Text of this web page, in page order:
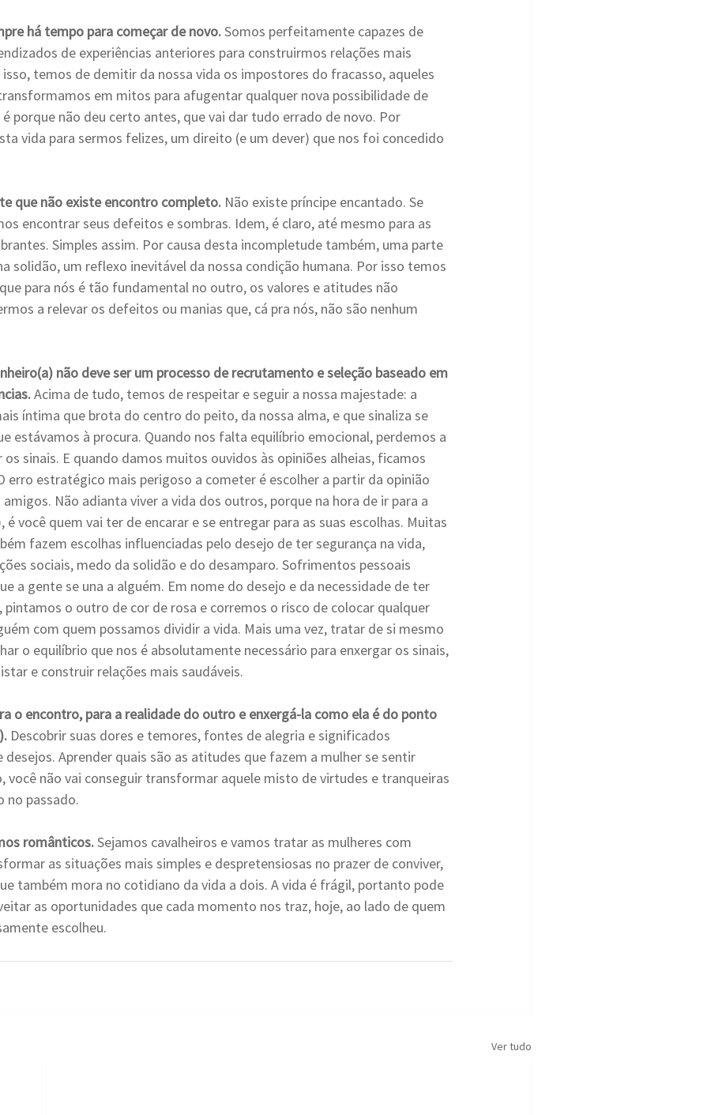
há tempo para começar de novo. Somos perfeitamente capazes de
de experiências anteriores para construirmos relações mais
isso, temos de demitir da nossa vida os impostores do fracasso, aqueles
em mitos para afugentar qualquer nova possibilidade de
porque não deu certo antes, que vai dar tudo errado de novo. Por
vida para sermos felizes, um direito (e um dever) que nos foi concedido
que não existe encontro completo. Não existe príncipe encantado. Se
encontrar seus defeitos e sombras. Idem, é claro, até mesmo para as
Simples assim. Por causa desta incompletude também, uma parte
solidão, um reflexo inevitável da nossa condição humana. Por isso temos
para nós é tão fundamental no outro, os valores e atitudes não
a relevar os defeitos ou manias que, cá pra nós, não são nenhum
não deve ser um processo de recrutamento e seleção baseado em
Acima de tudo, temos de respeitar e seguir a nossa majestade: a
íntima que brota do centro do peito, da nossa alma, e que sinaliza se
estávamos à procura. Quando nos falta equilíbrio emocional, perdemos a
os sinais. E quando damos muitos ouvidos às opiniões alheias, ficamos
erro estratégico mais perigoso a cometer é escolher a partir da opinião
Não adianta viver a vida dos outros, porque na hora de ir para a
é você quem vai ter de encarar e se entregar para as suas escolhas. Muitas
fazem escolhas influenciadas pelo desejo de ter segurança na vida,
sociais, medo da solidão e do desamparo. Sofrimentos pessoais
a gente se una a alguém. Em nome do desejo e da necessidade de ter
pintamos o outro de cor de rosa e corremos o risco de colocar qualquer
com quem possamos dividir a vida. Mais uma vez, tratar de si mesmo
o equilíbrio que nos é absolutamente necessário para enxergar os sinais,
e construir relações mais saudáveis.
o encontro, para a realidade do outro e enxergá-la como ela é do ponto
Descobrir suas dores e temores, fontes de alegria e significados
Aprender quais são as atitudes que fazem a mulher se sentir
você não vai conseguir transformar aquele misto de virtudes e tranqueiras
no passado.
românticos. Sejamos cavalheiros e vamos tratar as mulheres com
as situações mais simples e despretensiosas no prazer de conviver,
também mora no cotidiano da vida a dois. A vida é frágil, portanto pode
as oportunidades que cada momento nos traz, hoje, ao lado de quem
escolheu.
Ver tudo